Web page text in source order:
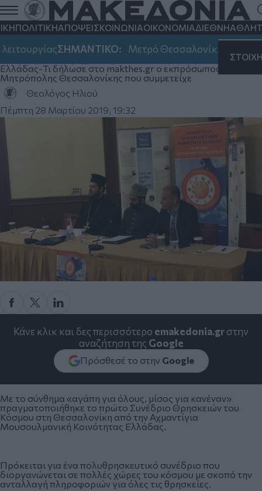
ΠΟΛΙΤΙΚΗΑΠΟΨΕΙΣΚΟΙΝΩΝΙΑΟΙΚΟΝΟΜΙΑΔΙΕΘΝΗ
ΣΗΜΑΝΤΙΚΟ: Μετρό Θεσσαλονίκης:
Θεσσαλονίκη: Πολυθρησκευτικό
συνέδριο από μουσουλμάνους που
καταδικάζουν τη βία
Το διοργάνωσε η Αχμαντίγια Μουσουλμανική Κοινότητας
Ελλάδας-Τι δήλωσε στο makthes.gr ο εκπρόσωπος της
Μητρόπολης Θεσσαλονίκης που συμμετείχε
Θεολόγος Ηλιού
Πέμπτη 28 Μαρτίου 2019, 19:32
Κάνε κλικ και δες περισσότερο emakedonia.grστην
αναζήτηση της Google
Πρόσθεσέ το στην Google
Με το σύνθημα «αγάπη για όλους, μίσος για κανέναν»
πραγματοποιήθηκε το πρώτο Συνέδριο Θρησκειών του
Κόσμου στη Θεσσαλονίκη από την Αχμαντίγια
Μουσουλμανική Κοινότητας Ελλάδας.
Πρόκειται για ένα πολυθρησκευτικό συνέδριο που
διοργανώνεται σε πολλές χώρες του κόσμου με σκοπό την
ανταλλαγή πληροφοριών για όλες τις θρησκείες.